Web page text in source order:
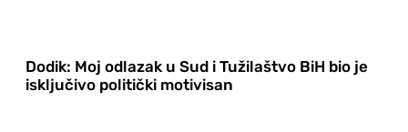
Dodik: Moj odlazak u Sud i Tužilaštvo BiH bio je
isključivo politički motivisan